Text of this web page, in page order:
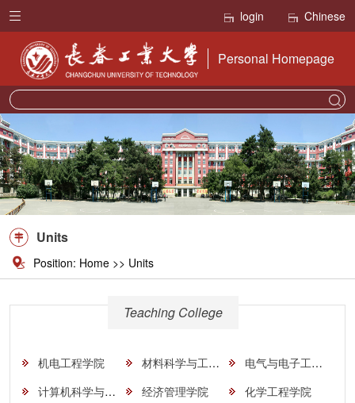
login Chinese
Personal Homepage
Units
Position: Home >> Units
Teaching College
机电工程学院 材料科学与工程学院
电气与电子工程学院
计算机科学与工程学院
经济管理学院
化学工程学院